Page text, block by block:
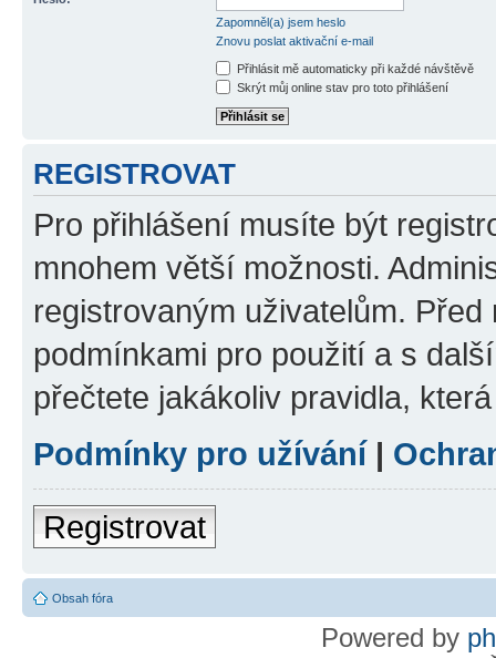
Zapomněl(a) jsem heslo
Znovu poslat aktivační e-mail
Přihlásit mě automaticky při každé návštěvě
Skrýt můj online stav pro toto přihlášení
REGISTROVAT
Pro přihlášení musíte být
mnohem větší možnosti.
registrovaným uživatelům.
podmínkami pro použití a s
přečtete jakákoliv pravidla,
Podmínky pro užívání|
Registrovat
Obsah fóra
Powered by